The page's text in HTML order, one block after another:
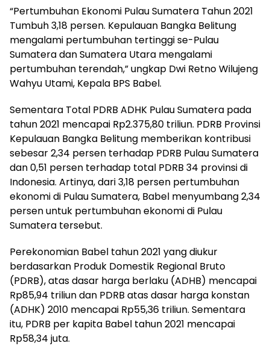
“Pertumbuhan Ekonomi Pulau Sumatera Tahun 2021
Tumbuh 3,18 persen. Kepulauan Bangka Belitung
mengalami pertumbuhan tertinggi se-Pulau
Sumatera dan Sumatera Utara mengalami
pertumbuhan terendah,” ungkap Dwi Retno Wilujeng
Wahyu Utami, Kepala BPS Babel.
Sementara Total PDRB ADHK Pulau Sumatera pada
tahun 2021 mencapai Rp2.375,80 triliun. PDRB Provinsi
Kepulauan Bangka Belitung memberikan kontribusi
sebesar 2,34 persen terhadap PDRB Pulau Sumatera
dan 0,51 persen terhadap total PDRB 34 provinsi di
Indonesia. Artinya, dari 3,18 persen pertumbuhan
ekonomi di Pulau Sumatera, Babel menyumbang 2,34
persen untuk pertumbuhan ekonomi di Pulau
Sumatera tersebut.
Perekonomian Babel tahun 2021 yang diukur
berdasarkan Produk Domestik Regional Bruto
(PDRB), atas dasar harga berlaku (ADHB) mencapai
Rp85,94 triliun dan PDRB atas dasar harga konstan
(ADHK) 2010 mencapai Rp55,36 triliun. Sementara
itu, PDRB per kapita Babel tahun 2021 mencapai
Rp58,34 juta.